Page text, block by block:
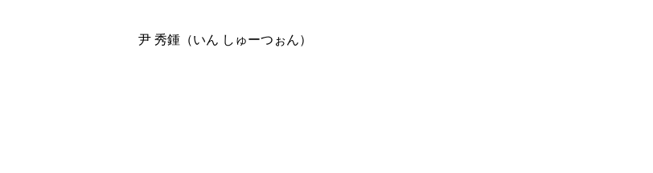
６．合弁企業の役職
尹 秀鍾（いん しゅーつぉん）